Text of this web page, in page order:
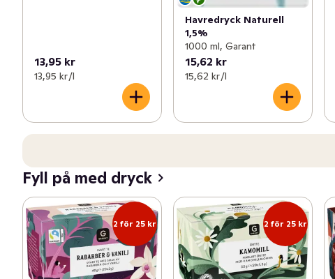
13,95 kr
13,95 kr /l
Havredryck Naturell
1,5%
1000 ml, Garant
15,62 kr
15,62 kr /l
Fyll på med dryck
2 för 25 kr 2 för 25 kr